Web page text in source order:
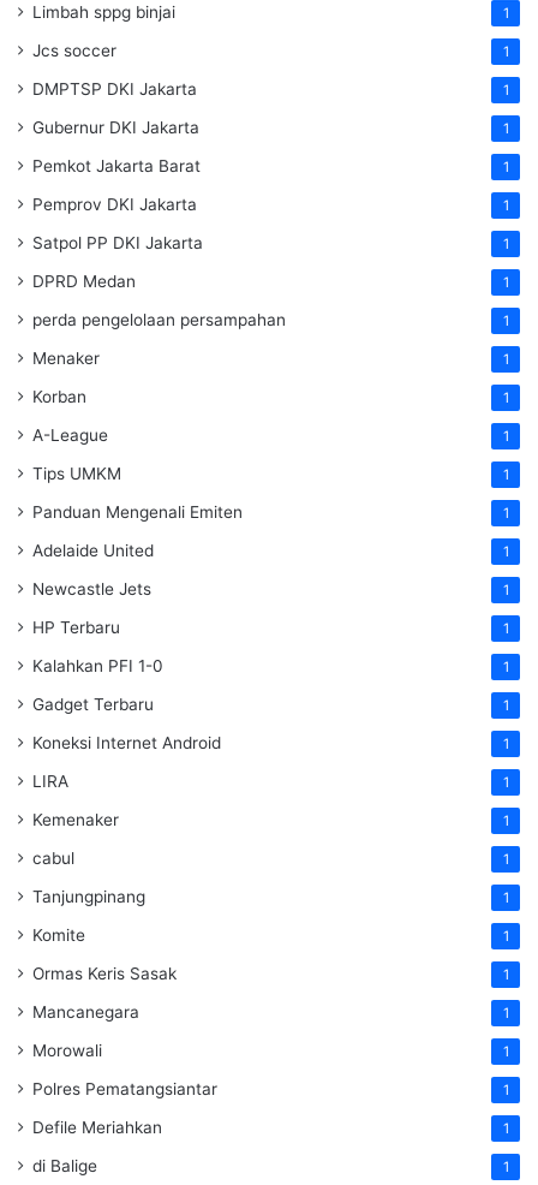
Limbah sppg binjai 1
Jcs soccer 1
DMPTSP DKI Jakarta 1
Gubernur DKI Jakarta 1
Pemkot Jakarta Barat 1
Pemprov DKI Jakarta 1
Satpol PP DKI Jakarta 1
DPRD Medan 1
perda pengelolaan persampahan 1
Menaker 1
Korban 1
A-League 1
Tips UMKM 1
Panduan Mengenali Emiten 1
Adelaide United 1
Newcastle Jets 1
HP Terbaru 1
Kalahkan PFI 1-0 1
Gadget Terbaru 1
Koneksi Internet Android 1
LIRA 1
Kemenaker 1
cabul 1
Tanjungpinang 1
Komite 1
Ormas Keris Sasak 1
Mancanegara 1
Morowali 1
Polres Pematangsiantar 1
Defile Meriahkan 1
di Balige 1